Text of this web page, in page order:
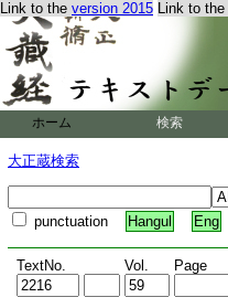
Link to the version 2015 Link to the
ホーム 検索
大正蔵検索
punctuation Hangul Eng
TextNo. Vol. Page